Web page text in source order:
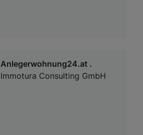
Anlegerwohnung24.at .
Immotura Consulting GmbH